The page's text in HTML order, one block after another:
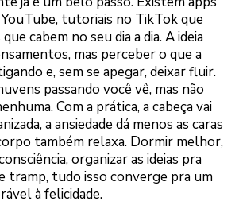
tutoriais no TikTok que
cabem no seu dia a dia. A ideia
mas perceber o que a
e, sem se apegar, deixar fluir.
passando você vê, mas não
Com a prática, a cabeça vai
a ansiedade dá menos as caras
também relaxa. Dormir melhor,
organizar as ideias pra
tramp, tudo isso converge pra um
à felicidade.